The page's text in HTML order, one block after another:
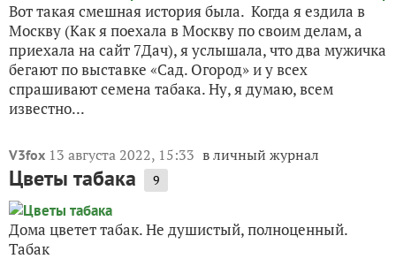
Вот такая смешная история была. Когда я ездила в
Москву (Как я поехала в Москву по своим делам, а
приехала на сайт 7Дач), я услышала, что два мужичка
бегают по выставке «Сад. Огород» и у всех
спрашивают семена табака. Ну, я думаю, всем
известно...
V3fox 13 августа 2022, 15:33 в личный журнал
Цветы табака 9
Дома цветет табак. Не душистый, полноценный.
Табак